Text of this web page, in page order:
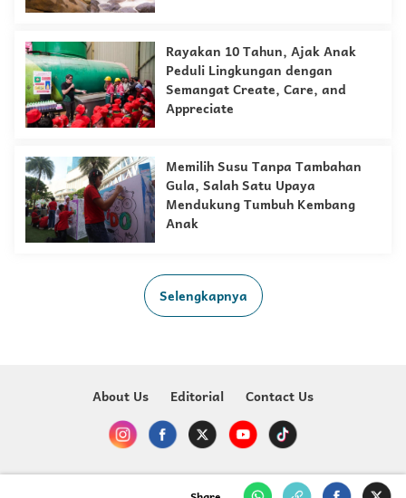
Rayakan 10 Tahun, Ajak Anak
Peduli Lingkungan dengan
Semangat Create, Care, and
Appreciate
Memilih Susu Tanpa Tambahan
Gula, Salah Satu Upaya
Mendukung Tumbuh Kembang
Anak
Selengkapnya
About Us Editorial Contact Us
Copyright @ 2023-2026 Just For Kids - MNC Media